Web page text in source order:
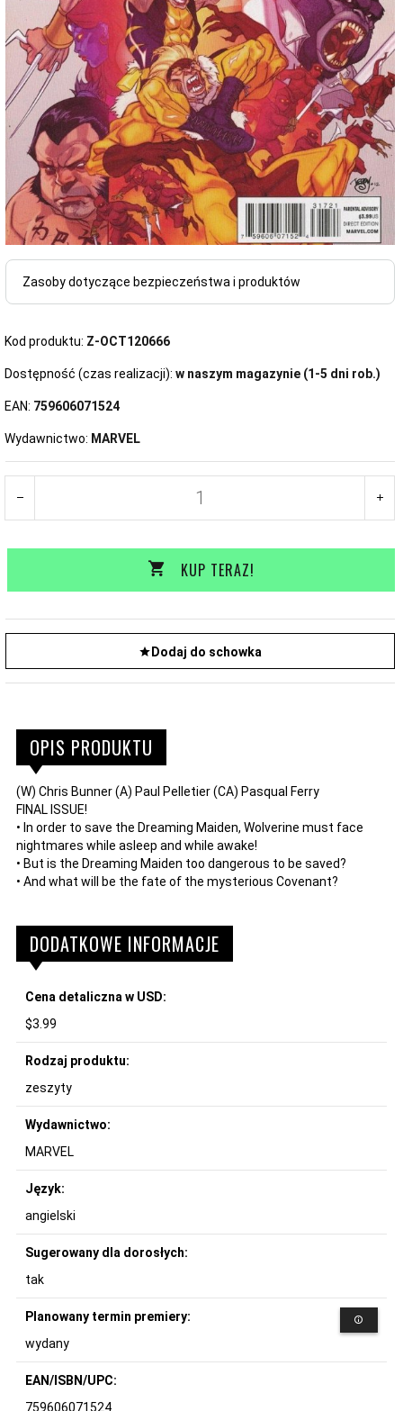
Zasoby dotyczące bezpieczeństwa i produktów
Kod produktu: Z-OCT120666
Dostępność (czas realizacji): w naszym magazynie (1-5 dni rob.)
EAN: 759606071524
Wydawnictwo: MARVEL
KUP TERAZ!
Dodaj do schowka
OPIS PRODUKTU
(W) Chris Bunner (A) Paul Pelletier (CA) Pasqual Ferry
FINAL ISSUE!
• In order to save the Dreaming Maiden, Wolverine must face
nightmares while asleep and while awake!
• But is the Dreaming Maiden too dangerous to be saved?
• And what will be the fate of the mysterious Covenant?
DODATKOWE INFORMACJE
Cena detaliczna w USD:
$3.99
Rodzaj produktu:
zeszyty
Wydawnictwo:
MARVEL
Język:
angielski
Sugerowany dla dorosłych:
tak
Planowany termin premiery:
wydany
EAN/ISBN/UPC:
759606071524